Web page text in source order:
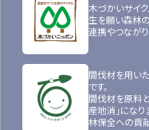
木づかいサイ
生を願い森林
連携やつなが
間伐材を用い
です。
間伐材を原料
産地消」にな
林保全への貢